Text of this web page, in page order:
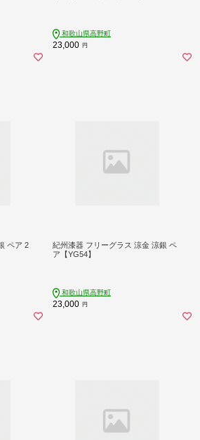
和歌山県高野町
23,000 円
ペア 2
紀州漆器 フリーグラス 涼金 涼銀 ペ
ア【YG54】
和歌山県高野町
23,000 円